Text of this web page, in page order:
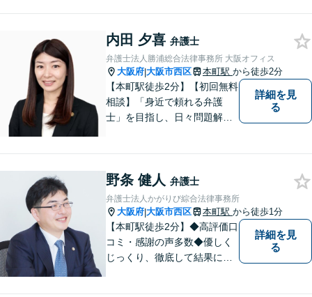
い！
内田 夕喜 弁護士
弁護士法人勝浦総合法律事務所 大阪オフィス
大阪府|大阪市西区 本町駅 から徒歩2分
【本町駅徒歩2分】【初回無料
相談】「身近で頼れる弁護
士」を目指し、日々問題解決
ごとがあれば、まずはお気軽
にご相談ください。
詳細を見
る
野条 健人 弁護士
弁護士法人かがりび綜合法律事務所
大阪府|大阪市西区 本町駅 から徒歩1分
【本町駅徒歩2分】◆高評価口
コミ・感謝の声多数◆優しく
じっくり、徹底して結果にこ
詳細を見
る